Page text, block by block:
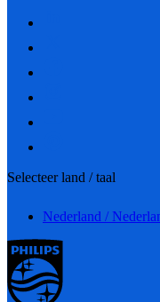
Selecteer land / taal
Nederland /